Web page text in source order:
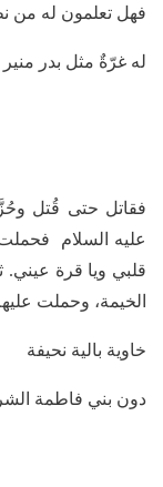
فهل تعلمون له
له غرّةٌ مثل
فقاتل حتى قُتل
عليه السلام
قلبي ويا قرة
الخيمة، وحملت
خاوية بالية
دون بني فاطمة